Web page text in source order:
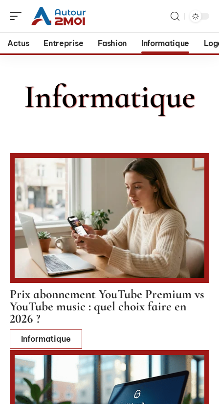
Actus Entreprise Fashion Informatique
Informatique
Prix abonnement YouTube Premium vs
YouTube music : quel choix faire en
2026 ?
Informatique